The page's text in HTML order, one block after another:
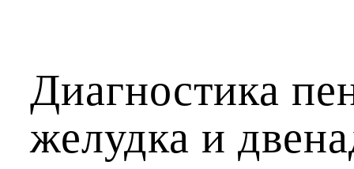
Диагностика
желудка и